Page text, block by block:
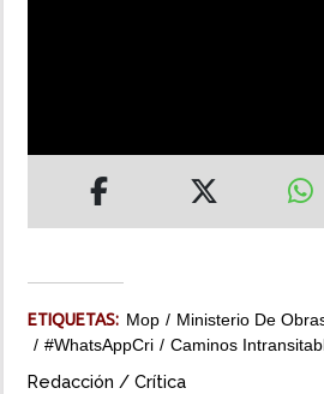
MULTIMEDIA
ETIQUETAS: Mop
Ministerio De
#WhatsAppCri
Caminos
Redacción / Crítica